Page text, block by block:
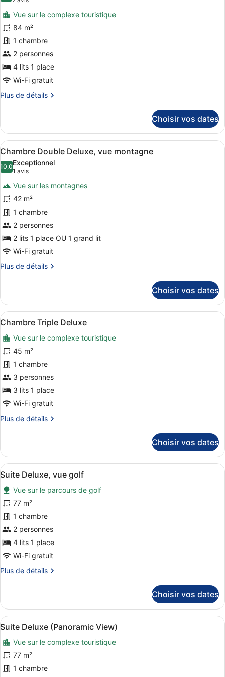
Double
Deluxe
photos
pour
ce
type
de
chambre :
Suite
Junior
Vue sur le complexe touristique
84 m²
1 chambre
2 personnes
4 lits 1 place
Wi-Fi gratuit
Plus de détails
Plus
le
type
de
chambre
Suite
Junior
Choisir vos dates
Afficher
toutes
les
photos
pour
ce
type
de
chambre :
Chambre
Double
Deluxe,
montagne
Une chambre d’hôtel dotée d’un
5
Chambre Double Deluxe, vue montagne
10,010,0 sur 10
Exceptionnel
1 avis
(1 avis)
Vue sur les montagnes
42 m²
1 chambre
2 personnes
2 lits 1 place OU 1 grand lit
Wi-Fi gratuit
Plus de détails
Plus
le
type
de
Chambre
Double
Deluxe,
vue
montagne
Choisir vos dates
Afficher
toutes
les
photos
pour
ce
type
de
chambre :
Chambre
Une chambre d’hôtel avec un lit,
6
Chambre Triple Deluxe
Vue sur le complexe touristique
45 m²
1 chambre
3 personnes
3 lits 1 place
Wi-Fi gratuit
Plus de détails
Plus
le
type
de
Chambre
Triple
Deluxe
Choisir vos dates
Afficher
toutes
les
photos
pour
ce
type
de
chambre :
Suite
golf
Une chambre d’hôtel avec
9
Suite Deluxe, vue golf
Vue sur le parcours de golf
77 m²
1 chambre
2 personnes
4 lits 1 place
Wi-Fi gratuit
Plus de détails
Plus
le
type
de
Suite
Deluxe,
vue
golf
Choisir vos dates
Afficher
toutes
les
photos
pour
Une chambre d’hôtel avec un
4
Suite Deluxe (Panoramic View)
Vue sur le complexe touristique
77 m²
1 chambre